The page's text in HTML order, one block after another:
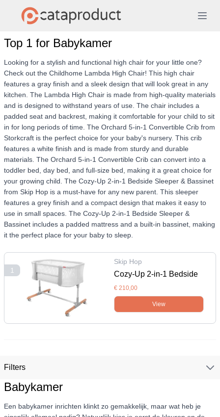
Top 1 for Babykamer
Looking for a stylish and functional high chair for your little one?
Check out the Childhome Lambda High Chair! This high chair
features a gray finish and a sleek design that will look great in any
kitchen. The Lambda High Chair is made from high-quality materials
and is designed to withstand years of use. The chair includes a
padded seat and backrest, making it comfortable for your child to sit
in for long periods of time. The Orchard 5-in-1 Convertible Crib from
Storkcraft is the perfect choice for your baby's nursery. This crib
features a white finish and is made from sturdy and durable
materials. The Orchard 5-in-1 Convertible Crib can convert into a
toddler bed, day bed, and full-size bed, making it a great choice for
your growing child. The Cozy-Up 2-in-1 Bedside Sleeper & Bassinet
from Skip Hop is a must-have for any new parent. This sleeper
features a grey finish and a compact design that makes it easy to
use in small spaces. The Cozy-Up 2-in-1 Bedside Sleeper &
Bassinet includes a padded mattress and a built-in bassinet, making
it the perfect place for your baby to sleep.
1
Skip Hop
Cozy-Up 2-in-1 Bedside
Sleeper & Bassinet - Grey
€ 210,00
View
Filters
Babykamer
Een babykamer inrichten klinkt zo gemakkelijk, maar wat heb je